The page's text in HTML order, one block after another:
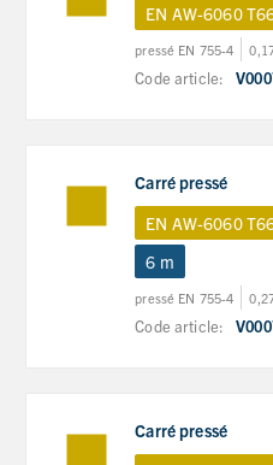
EN AW-6060
pressé EN 755-4
Code article:
Carré pressé
EN AW-6060
6 m
pressé EN 755-4
Code article:
Carré pressé